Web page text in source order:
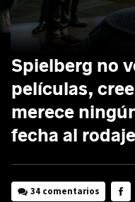
Spielberg no
películas,
merece
fecha al
34 comentarios